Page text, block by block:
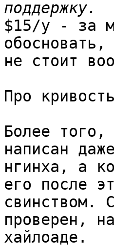
$15/y - за
не стоит
Про
Более того,
написан
нгинха, а
его после
свинством.
проверен,
хайлоаде.